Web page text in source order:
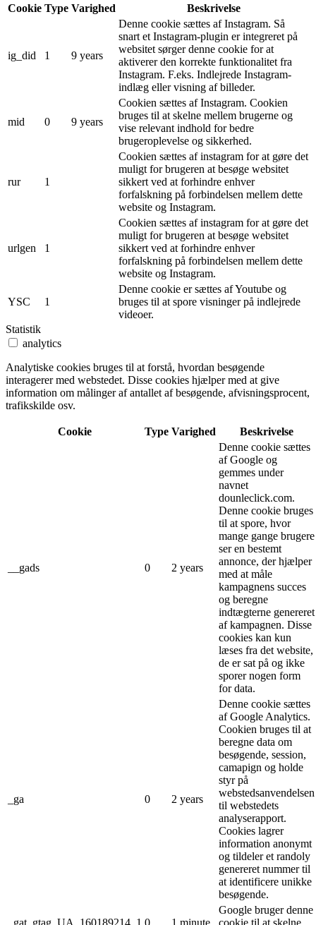
Cookie Type Varighed Beskrivelse
ig_did 1 9 years
Denne cookie sættes af Instagram. Så
snart et Instagram-plugin er integreret på
websitet sørger denne cookie for at
aktiverer den korrekte funktionalitet fra
Instagram. F.eks. Indlejrede Instagram-
indlæg eller visning af billeder.
mid 0 9 years
Cookien sættes af Instagram. Cookien
bruges til at skelne mellem brugerne og
vise relevant indhold for bedre
brugeroplevelse og sikkerhed.
rur 1
Cookien sættes af instagram for at gøre det
muligt for brugeren at besøge websitet
sikkert ved at forhindre enhver
forfalskning på forbindelsen mellem dette
website og Instagram.
urlgen 1
Cookien sættes af instagram for at gøre det
muligt for brugeren at besøge websitet
sikkert ved at forhindre enhver
forfalskning på forbindelsen mellem dette
website og Instagram.
YSC 1
Denne cookie er sættes af Youtube og
bruges til at spore visninger på indlejrede
videoer.
Statistik
analytics
Analytiske cookies bruges til at forstå, hvordan besøgende
interagerer med webstedet. Disse cookies hjælper med at give
information om målinger af antallet af besøgende, afvisningsprocent,
trafikskilde osv.
Cookie Type Varighed Beskrivelse
__gads 0 2 years
Denne cookie sættes
af Google og
gemmes under
navnet
dounleclick.com.
Denne cookie bruges
til at spore, hvor
mange gange brugere
ser en bestemt
annonce, der hjælper
med at måle
kampagnens succes
og beregne
indtægterne genereret
af kampagnen. Disse
cookies kan kun
læses fra det website,
de er sat på og ikke
sporer nogen form
for data.
_ga 0 2 years
Denne cookie sættes
af Google Analytics.
Cookien bruges til at
beregne data om
besøgende, session,
camapign og holde
styr på
webstedsanvendelsen
til webstedets
analyserapport.
Cookies lagrer
information anonymt
og tildeler et randoly
genereret nummer til
at identificere unikke
besøgende.
_gat_gtag_UA_160189214_1 0 1 minute
Google bruger denne
cookie til at skelne